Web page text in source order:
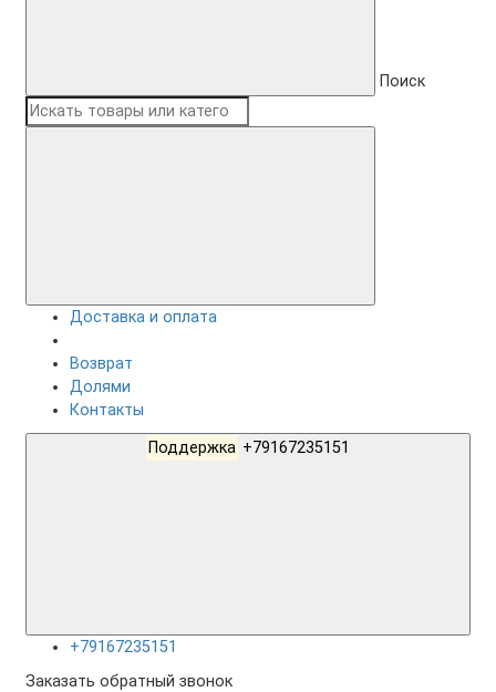
Поиск
Доставка и оплата
Возврат
Долями
Контакты
Поддержка
+79167235151
Заказать обратный звонок